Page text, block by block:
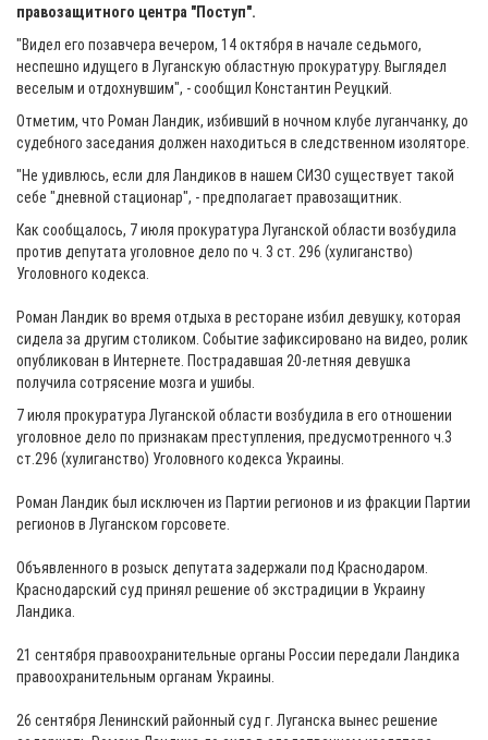
правозащитного центра "Поступ".
"Видел его позавчера вечером, 14 октября в начале седьмого,
неспешно идущего в Луганскую областную прокуратуру. Выглядел
веселым и отдохнувшим", - сообщил Константин Реуцкий.
Отметим, что Роман Ландик, избивший в ночном клубе луганчанку, до
судебного заседания должен находиться в следственном изоляторе.
"Не удивлюсь, если для Ландиков в нашем СИЗО существует такой
себе "дневной стационар", - предполагает правозащитник.
Как сообщалось, 7 июля прокуратура Луганской области возбудила
против депутата уголовное дело по ч. 3 ст. 296 (хулиганство)
Уголовного кодекса.
Роман Ландик во время отдыха в ресторане избил девушку, которая
сидела за другим столиком. Событие зафиксировано на видео, ролик
опубликован в Интернете. Пострадавшая 20-летняя девушка
получила сотрясение мозга и ушибы.
7 июля прокуратура Луганской области возбудила в его отношении
уголовное дело по признакам преступления, предусмотренного ч.3
ст.296 (хулиганство) Уголовного кодекса Украины.
Роман Ландик был исключен из Партии регионов и из фракции Партии
регионов в Луганском горсовете.
Объявленного в розыск депутата задержали под Краснодаром.
Краснодарский суд принял решение об экстрадиции в Украину
Ландика.
21 сентября правоохранительные органы России передали Ландика
правоохранительным органам Украины.
26 сентября Ленинский районный суд г. Луганска вынес решение